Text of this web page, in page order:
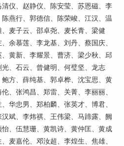
仪、赵静仪、陈安莹、苏恩磁、李
燕行、郭德信、陈荣峻、江汉、温
麦子云、邵卓尧、麦长青、梁健
余慕莲、李龙基、刘丹、蔡国庆、
黄新、李耀景、曹济、梁少秋、邱
、石云、曾健明、何璧坚、龙志
方、薛纯基、郭卓桦、沈宝思、黄
、张鸿昌、郑雷、关菁、李丽丽、
华忠男、郑柏麟、张英才、博君、
斌、李炜祺、王伟梁、马蹄露、阙
、伍慧珊、黄凯诗、黄仲匡、黄成
麦嘉伦、邓汝超、李煌生、焦雄、